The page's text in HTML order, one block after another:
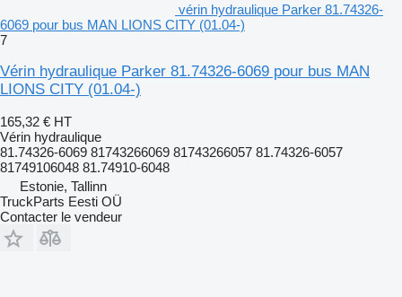
vérin hydraulique Parker 81.74326-
6069 pour bus MAN LIONS CITY (01.04-)
7
Vérin hydraulique Parker 81.74326-6069 pour bus MAN
LIONS CITY (01.04-)
165,32 € HT
Vérin hydraulique
81.74326-6069 81743266069 81743266057 81.74326-6057
81749106048 81.74910-6048
Estonie, Tallinn
TruckParts Eesti OÜ
Contacter le vendeur